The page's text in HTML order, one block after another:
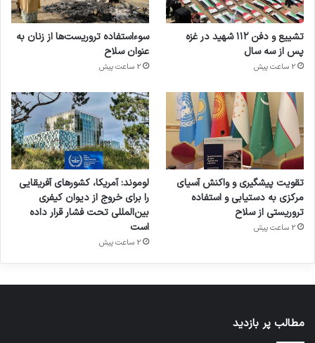
تشییع و دفن ۱۱۲ شهید در غزه
پس از سه سال
2 ساعت پیش
سوءاستفاده تروریست‌ها از زنان به
عنوان سلاح
2 ساعت پیش
تقویت پیشگیری و واکنش آسیای
مرکزی به دستیابی و استفاده
تروریستی از سلاح
2 ساعت پیش
لوموند: آمریکا، کشورهای آفریقایی
را برای خروج از دیوان کیفری
بین‌المللی تحت فشار قرار داده
است
2 ساعت پیش
مطالب پر بازدید